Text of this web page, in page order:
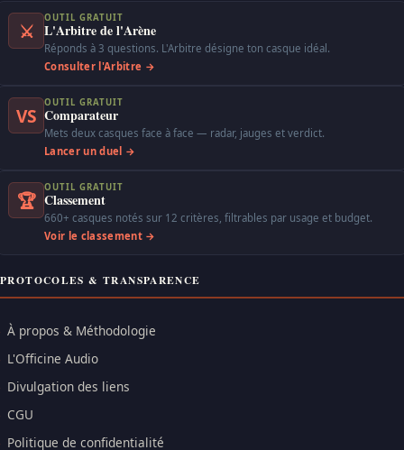
⚔
OUTIL GRATUIT
L'Arbitre de l'Arène
Réponds à 3 questions. L'Arbitre désigne ton casque idéal.
Consulter l'Arbitre →
VS
OUTIL GRATUIT
Comparateur
Mets deux casques face à face — radar, jauges et verdict.
Lancer un duel →
🏆
OUTIL GRATUIT
Classement
660+ casques notés sur 12 critères, filtrables par usage et budget.
Voir le classement →
PROTOCOLES & TRANSPARENCE
À propos & Méthodologie
L'Officine Audio
Divulgation des liens
CGU
Politique de confidentialité